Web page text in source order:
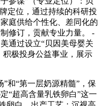
定位，通过持续的科研投
庭供给个性化、差同化的
修订，贡献专业力量。 -
通过设立“贝因美母婴关
积极投身公益事业，展示
“第一层奶源精髓”，保
“超高含量乳铁卵白”这一